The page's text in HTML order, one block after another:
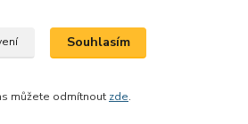
Souhlasím
můžete odmítnout zde.